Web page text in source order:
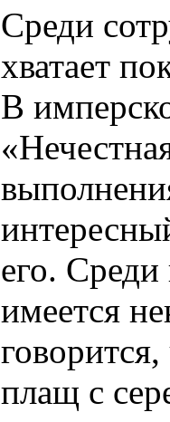
Среди
хватает
В
его.
имеется
плащ с